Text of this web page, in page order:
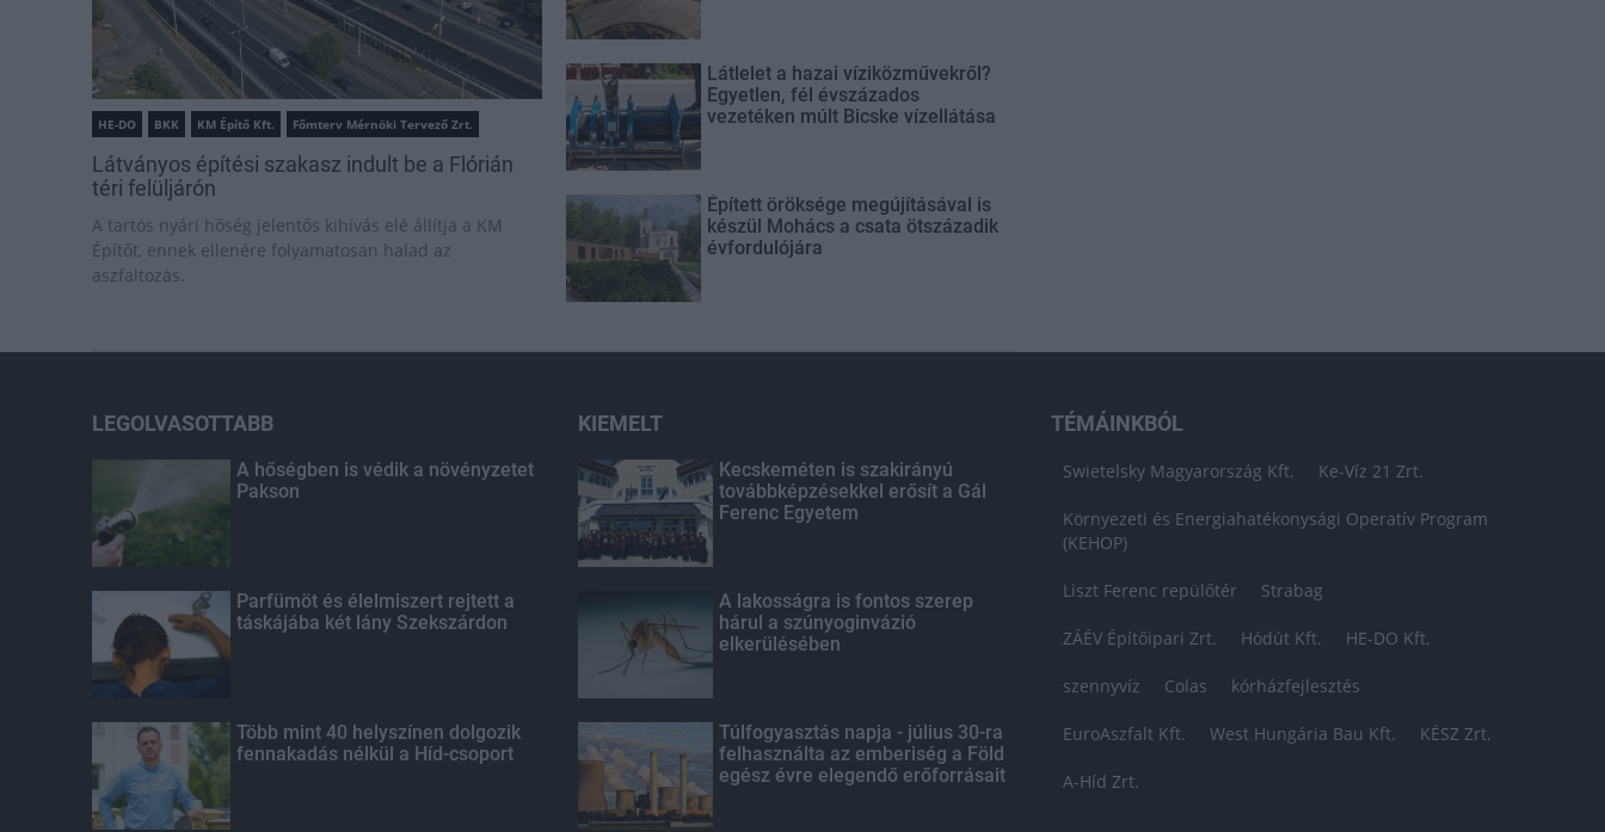
HE-DO BKK KM Építő Kft. Főmterv Mérnöki Tervező Zrt.
Látványos építési szakasz indult be a Flórián
téri felüljárón
A tartós nyári hőség jelentős kihívás elé állítja a KM
Építőt, ennek ellenére folyamatosan halad az
aszfaltozás.
Látlelet a hazai víziközművekről?
Egyetlen, fél évszázados
vezetéken múlt Bicske vízellátása
Épített öröksége megújításával is
készül Mohács a csata ötszázadik
évfordulójára
LEGOLVASOTTABB
A hőségben is védik a növényzetet
Pakson
Parfümöt és élelmiszert rejtett a
táskájába két lány Szekszárdon
Több mint 40 helyszínen dolgozik
fennakadás nélkül a Híd-csoport
KIEMELT
Kecskeméten is szakirányú
továbbképzésekkel erősít a Gál
Ferenc Egyetem
A lakosságra is fontos szerep
hárul a szúnyoginvázió
elkerülésében
Túlfogyasztás napja - július 30-ra
felhasználta az emberiség a Föld
egész évre elegendő erőforrásait
TÉMÁINKBÓL
Swietelsky Magyarország Kft. Ke-Víz 21 Zrt.
Környezeti és Energiahatékonysági Operatív Program
(KEHOP)
Liszt Ferenc repülőtér Strabag
ZÁÉV Építőipari Zrt. Hódút Kft. HE-DO Kft.
szennyvíz Colas kórházfejlesztés
EuroAszfalt Kft. West Hungária Bau Kft. KÉSZ Zrt.
A-Híd Zrt.